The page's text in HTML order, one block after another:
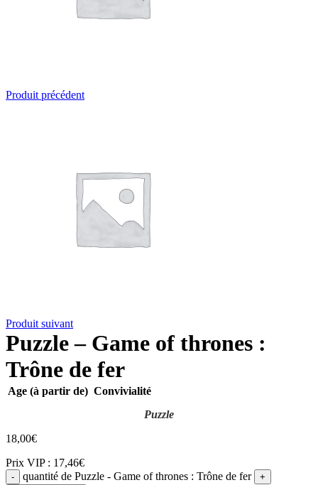
Produit précédent
Produit suivant
Puzzle – Game of thrones :
Trône de fer
Age (à partir de) Convivialité
Puzzle
18,00€
Prix VIP : 17,46€
quantité de Puzzle - Game of thrones : Trône de fer